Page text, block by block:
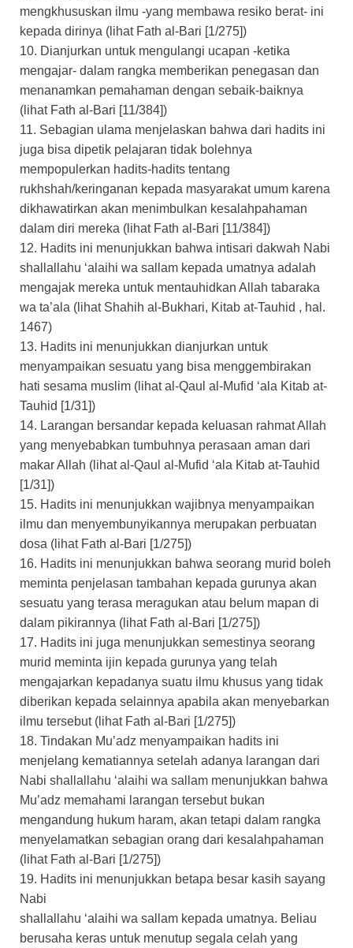
mengkhususkan ilmu -yang membawa resiko berat- ini
kepada dirinya (lihat Fath al-Bari [1/275])
10. Dianjurkan untuk mengulangi ucapan -ketika
mengajar- dalam rangka memberikan penegasan dan
menanamkan pemahaman dengan sebaik-baiknya
(lihat Fath al-Bari [11/384])
11. Sebagian ulama menjelaskan bahwa dari hadits ini
juga bisa dipetik pelajaran tidak bolehnya
mempopulerkan hadits-hadits tentang
rukhshah/keringanan kepada masyarakat umum karena
dikhawatirkan akan menimbulkan kesalahpahaman
dalam diri mereka (lihat Fath al-Bari [11/384])
12. Hadits ini menunjukkan bahwa intisari dakwah Nabi
shallallahu ‘alaihi wa sallam kepada umatnya adalah
mengajak mereka untuk mentauhidkan Allah tabaraka
wa ta’ala (lihat Shahih al-Bukhari, Kitab at-Tauhid , hal.
1467)
13. Hadits ini menunjukkan dianjurkan untuk
menyampaikan sesuatu yang bisa menggembirakan
hati sesama muslim (lihat al-Qaul al-Mufid ‘ala Kitab at-
Tauhid [1/31])
14. Larangan bersandar kepada keluasan rahmat Allah
yang menyebabkan tumbuhnya perasaan aman dari
makar Allah (lihat al-Qaul al-Mufid ‘ala Kitab at-Tauhid
[1/31])
15. Hadits ini menunjukkan wajibnya menyampaikan
ilmu dan menyembunyikannya merupakan perbuatan
dosa (lihat Fath al-Bari [1/275])
16. Hadits ini menunjukkan bahwa seorang murid boleh
meminta penjelasan tambahan kepada gurunya akan
sesuatu yang terasa meragukan atau belum mapan di
dalam pikirannya (lihat Fath al-Bari [1/275])
17. Hadits ini juga menunjukkan semestinya seorang
murid meminta ijin kepada gurunya yang telah
mengajarkan kepadanya suatu ilmu khusus yang tidak
diberikan kepada selainnya apabila akan menyebarkan
ilmu tersebut (lihat Fath al-Bari [1/275])
18. Tindakan Mu’adz menyampaikan hadits ini
menjelang kematiannya setelah adanya larangan dari
Nabi shallallahu ‘alaihi wa sallam menunjukkan bahwa
Mu’adz memahami larangan tersebut bukan
mengandung hukum haram, akan tetapi dalam rangka
menyelamatkan sebagian orang dari kesalahpahaman
(lihat Fath al-Bari [1/275])
19. Hadits ini menunjukkan betapa besar kasih sayang
Nabi
shallallahu ‘alaihi wa sallam kepada umatnya. Beliau
berusaha keras untuk menutup segala celah yang